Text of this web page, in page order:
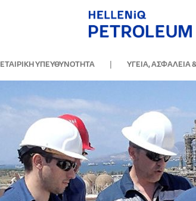
ΕΤΑΙΡΙΚΗ ΥΠΕΥΘΥΝΟΤΗΤΑ | ΥΓΕΙΑ, ΑΣΦΑΛΕΙΑ